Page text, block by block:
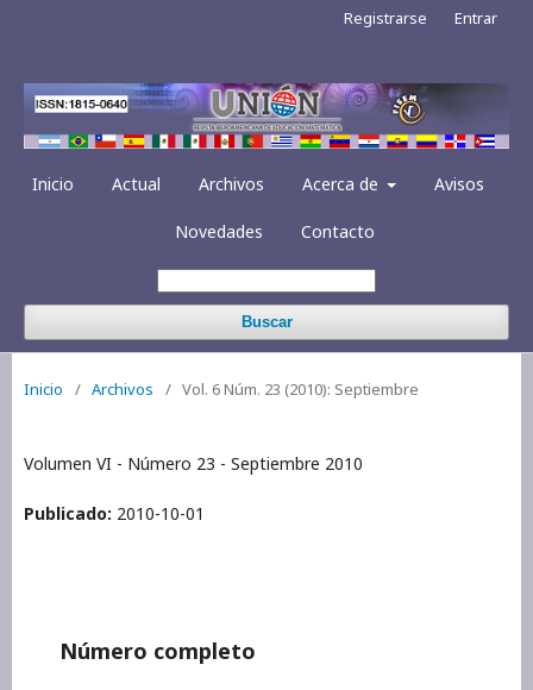
Inicio Actual Archivos Acerca de Avisos
Novedades Contacto
Buscar
Registrarse Entrar
Inicio / Archivos / Vol. 6 Núm. 23 (2010): Septiembre
Volumen VI - Número 23 - Septiembre 2010
Publicado: 2010-10-01
Número completo